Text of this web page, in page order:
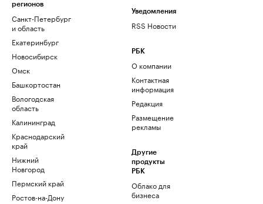
регионов
Санкт-Петербург
и область
Екатеринбург
Новосибирск
Омск
Башкортостан
Вологодская
область
Калининград
Краснодарский
край
Нижний
Новгород
Пермский край
Ростов-на-Дону
Уведомления
RSS Новости
РБК
О компании
Контактная
информация
Редакция
Размещение
рекламы
Другие
продукты
РБК
Облако для
бизнеса